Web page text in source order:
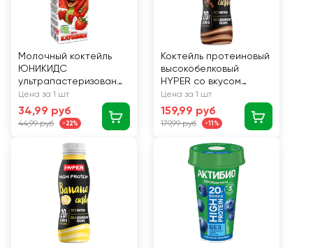
Молочный коктейль
ЮНИКИДС
ультрапастеризованн
ый со вкусом клубники
2,5% т/б 200мл.
Цена за 1 шт
34,99 руб
44,99 руб -22%
Коктейль протеиновый
высокобелковый
HYPER со вкусом
шоколада 0,5%
бутылка 250г. ЭРМАНН
БЗМЖ
Цена за 1 шт
159,99 руб
179,99 руб -11%